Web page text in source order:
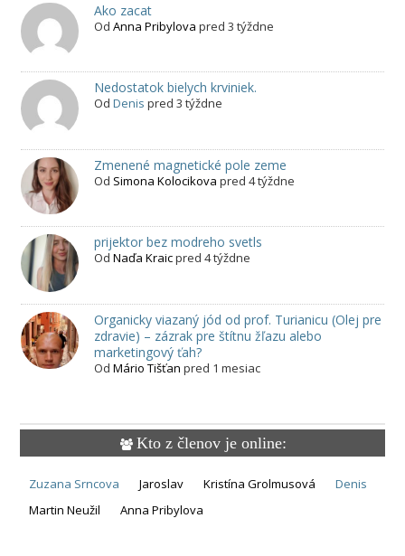
Ako zacat
Od Anna Pribylova pred 3 týždne
Nedostatok bielych krviniek.
Od Denis pred 3 týždne
Zmenené magnetické pole zeme
Od Simona Kolocikova pred 4 týždne
prijektor bez modreho svetls
Od Naďa Kraicpred 4 týždne
Organicky viazaný jód od prof. Turianicu (Olej pre
zdravie) – zázrak pre štítnu žľazu alebo
marketingový ťah?
Od Mário Tišťan pred 1 mesiac
Kto z členov je online:
Zuzana Srncova Jaroslav Kristína Grolmusová
Denis
Martin Neužil
Anna Pribylova